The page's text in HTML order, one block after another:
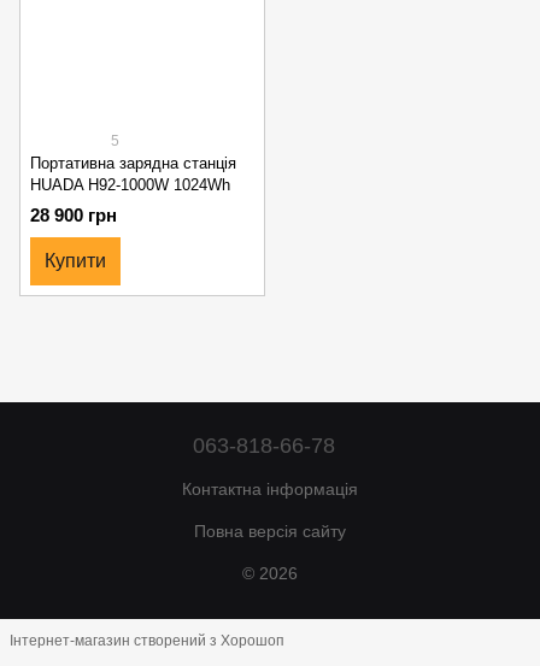
5
Портативна зарядна станція
HUADA H92-1000W 1024Wh
28 900 грн
Купити
063-818-66-78
Контактна інформація
Повна версія сайту
© 2026
Інтернет-магазин створений з Хорошоп